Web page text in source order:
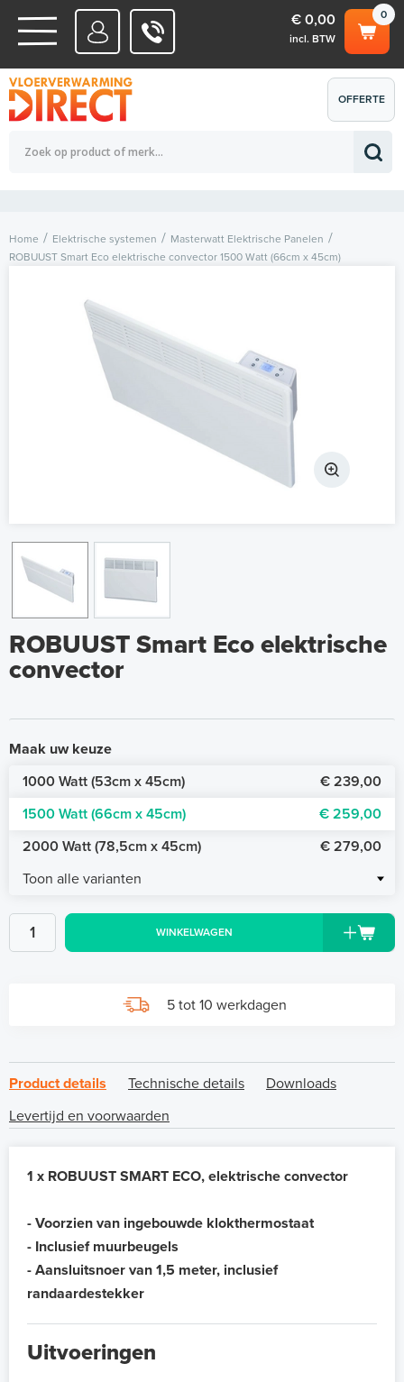
WATERSYSTEMEN
ELEKTRISCHE SYSTEMEN
0
€ 0,00
incl. BTW
Totaalbedrag (incl. BTW) € 0,00
OFFERTE
AANVRAGEN
Home Elektrische systemen
Masterwatt Elektrische Panelen
ROBUUST Smart Eco elektrische convector 1500 Watt (66cm x 45cm)
ROBUUST Smart Eco elektrische
convector
Maak uw keuze
1000 Watt (53cm x 45cm)
€ 239,00
1500 Watt (66cm x 45cm)
€ 259,00
2000 Watt (78,5cm x 45cm)
€ 279,00
Toon alle varianten
WINKELWAGEN
5 tot 10 werkdagen
Product details Technische details
Downloads
Levertijd en voorwaarden
1 x ROBUUST SMART ECO, elektrische convector
- Voorzien van ingebouwde klokthermostaat
- Inclusief muurbeugels
- Aansluitsnoer van 1,5 meter, inclusief
randaardestekker
Uitvoeringen